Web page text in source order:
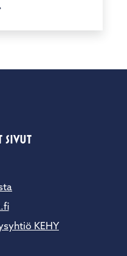
SIVUT
KEHY